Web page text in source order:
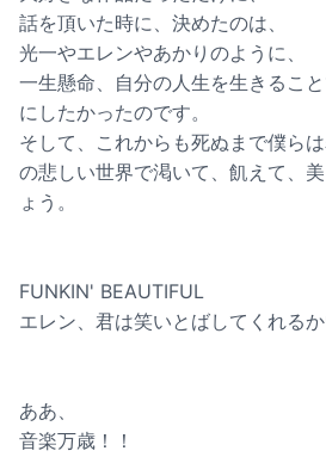
話を頂いた時に、決めたのは、
光一やエレンやあかりのように、
一生懸命、自分の人生を生きるこ
にしたかったのです。
そして、これからも死ぬまで僕ら
の悲しい世界で渇いて、飢えて、
ょう。
FUNKIN' BEAUTIFUL
エレン、君は笑いとばしてくれるか
ああ、
音楽万歳！！